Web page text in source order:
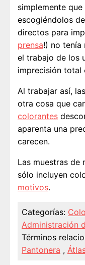
simplemente que
escogiéndolos
directos para
prensa!) no
el trabajo de los
imprecisión total
Al trabajar así,
otra cosa que
colorantes
aparenta una
carecen.
Las muestras de
sólo incluyen
motivos.
Categorías:
Administración
Términos
Pantonera ,